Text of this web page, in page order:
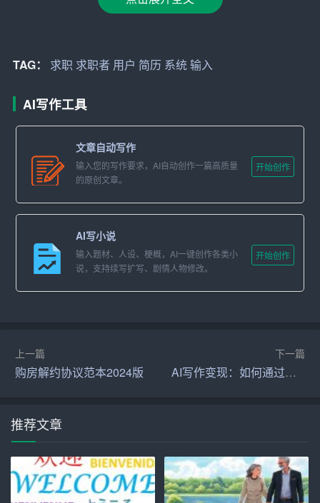
内容，进行智能排版。用户只需输入个人信息、
为了让简历更具个性化，这款神器提供了多种模板供用户
选择。无论是简约大气、商务正式，还是创意新颖，都能
满足不同用户的需求。用户还可以根据个人喜好，对模板
进行自定义设置，打造独一无二的简历。
3. 一键优化
在完成简历制作后，系统会根据用户的输入内容，进行一
键优化。优化内容包括：关键词提取、语法修正、逻辑梳
理等，确保简历在内容上更加精准、清晰、有说服力。
端存储技术。用户只需登录账号，即可在电脑、手机等设
备上查看和编辑简历。此外，系统还会自动保存用户的操
三、如何使用简历生成神器
1. 注册登录
首先，用户需要在官网注册一个账号，并登录系统。
TAG： 求职 求职者 用户 简历 系统输入
AI写作工具
文章自动写作
输入您的写作要求，AI自动创作一篇高质量
的原创文章。
开始创作
AI写小说
输入题材、人设、梗概，AI一键创作各类小
说，支持续写扩写、剧情人物修改。
开始创作
上一篇
购房解约协议范本2024版
下一篇
AI写作变现：如何通过写作生成器赚取收入
推荐文章